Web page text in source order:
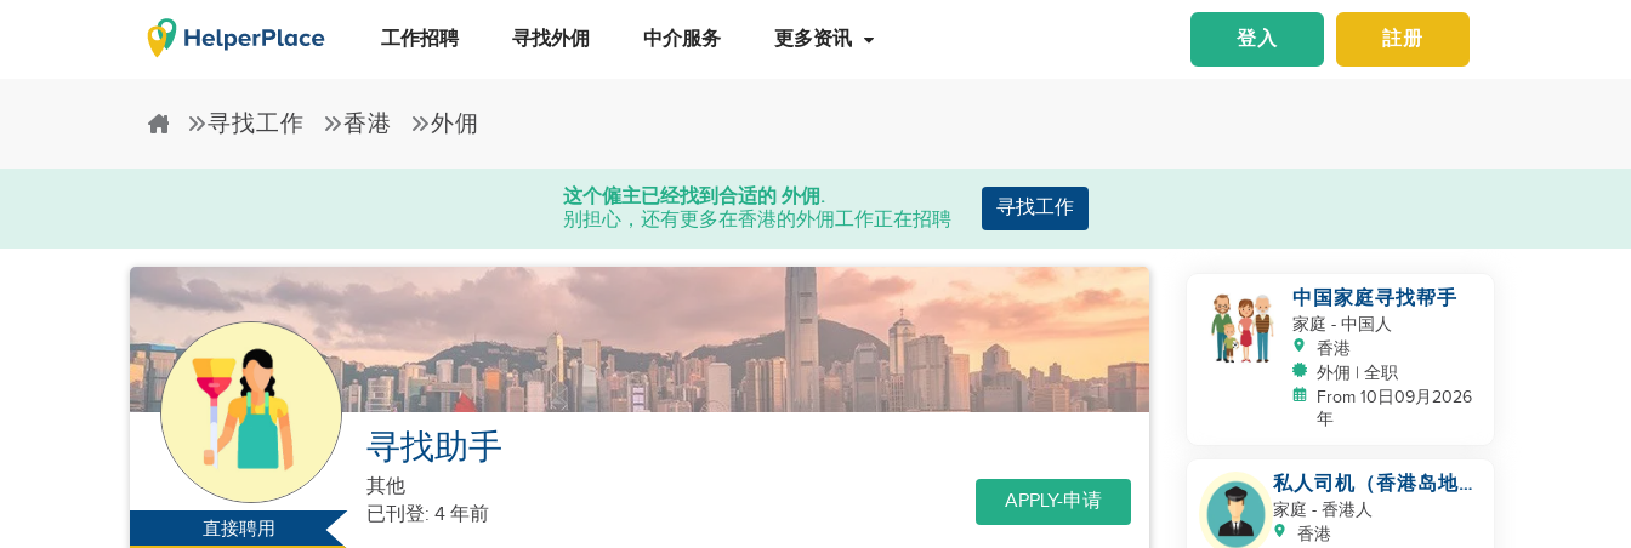
工作招聘 寻找外佣 中介服务 更多资讯 註册
登入
寻找工作 香港 外佣
这个僱主已经找到合适的 外佣.
别担心，还有更多在香港的外佣工作正在招聘
寻找工作
直接聘用
寻找助手
其他
已刊登: 4 年前
APPLY-申请
中国家庭寻找帮手
家庭 - 中国人
香港
外佣 | 全职
From 10日09月2026
年
私人司机（香港岛地
区，英语沟通）
家庭 - 香港人
香港